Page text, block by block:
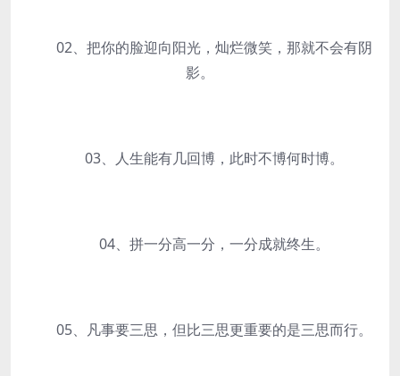
02、把你的脸迎向阳光，灿烂微笑，那就不会有阴
影。
03、人生能有几回博，此时不博何时博。
04、拼一分高一分，一分成就终生。
05、凡事要三思，但比三思更重要的是三思而行。